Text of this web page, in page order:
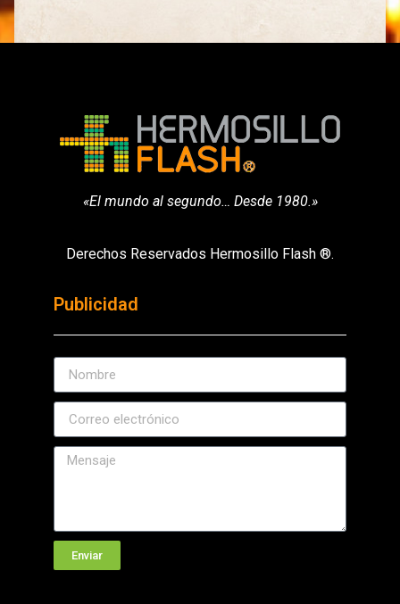
«El mundo al segundo… Desde 1980.»
Derechos Reservados Hermosillo Flash ®.
Publicidad
Enviar